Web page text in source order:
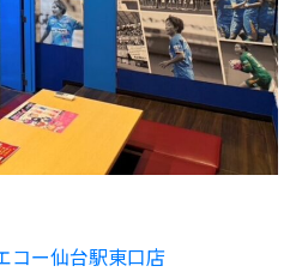
コー仙台駅東口店